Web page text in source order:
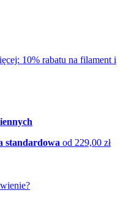
10% rabatu na filament i
standardowa od 229,00 zł